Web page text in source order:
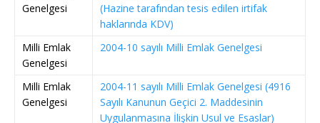
Genelgesi
(Hazine tarafından tesis edilen irtifak
haklarında KDV)
Milli Emlak
Genelgesi
2004-10 sayılı Milli Emlak Genelgesi
Milli Emlak
Genelgesi
2004-11 sayılı Milli Emlak Genelgesi (4916
Sayılı Kanunun Geçici 2. Maddesinin
Uygulanmasına İlişkin Usul ve Esaslar)